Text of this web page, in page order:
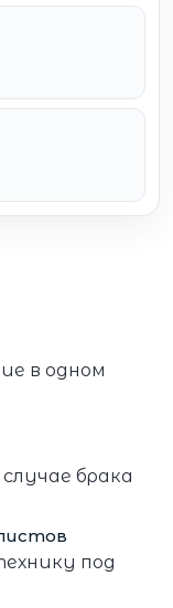
в одном
брака
под